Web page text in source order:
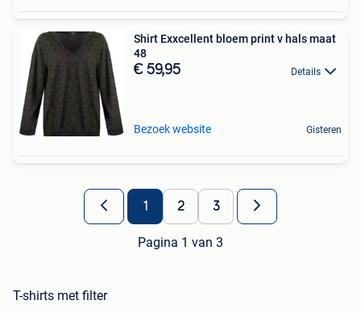
Shirt Exxcellent bloem print v hals maat
48
€ 59,95 Details
Bezoek website Gisteren
1 2 3
Pagina 1 van 3
T-shirts met filter